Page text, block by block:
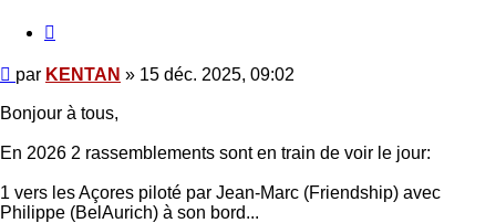
Message
par KENTAN » 15 déc. 2025, 09:02
Bonjour à tous,
En 2026 2 rassemblements sont en train de voir le jour:
1 vers les Açores piloté par Jean-Marc (Friendship) avec
Philippe (BelAurich) à son bord...